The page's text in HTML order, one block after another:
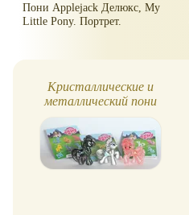
Пони Applejack Делюкс, My
Little Pony. Портрет.
Кристаллические и
металлический пони